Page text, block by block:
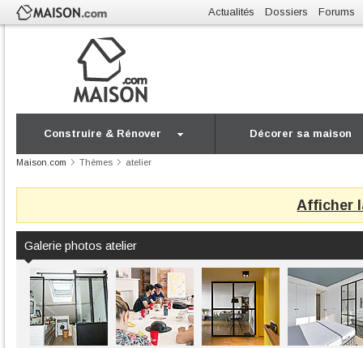
Actualités Dossiers Forums
Construire & Rénover Décorer sa maison
Maison.com Thèmes atelier
Afficher
Galerie photos atelier